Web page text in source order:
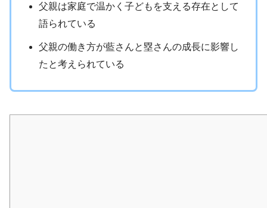
父親は家庭で温かく子どもを支える存在として
語られている
父親の働き方が藍さんと塁さんの成長に影響し
たと考えられている